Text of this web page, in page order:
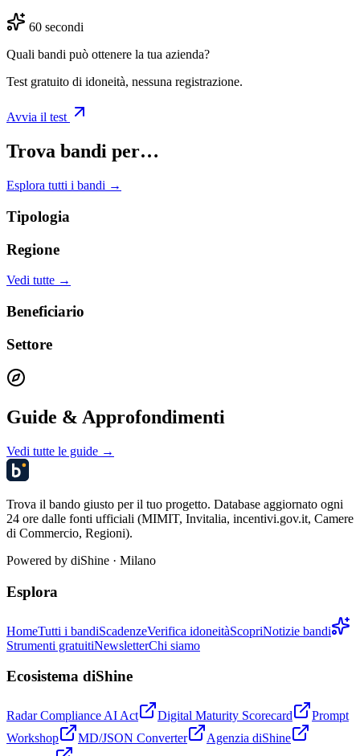
60 secondi
Quali bandi può ottenere la tua azienda?
Test gratuito di idoneità, nessuna registrazione.
Avvia il test
Trova bandi per…
Esplora tutti i bandi →
Tipologia
Regione
Vedi tutte →
Beneficiario
Settore
Guide & Approfondimenti
Vedi tutte le guide →
Trova il bando giusto per il tuo progetto. Database aggiornato ogni
24 ore dalle fonti ufficiali (MIMIT, Invitalia, incentivi.gov.it, Camere
di Commercio, Regioni).
Powered by diShine · Milano
Esplora
HomeTutti i bandiScadenzeVerifica idoneitàScopriNotizie bandi
Strumenti gratuitiNewsletterChi siamo
Ecosistema diShine
Radar Compliance AI Act Digital Maturity Scorecard
Prompt
Workshop
MD/JSON Converter
Agenzia diShine